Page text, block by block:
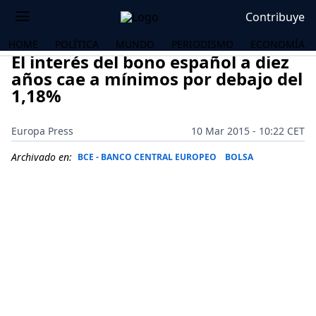
Contribuye
HOME POLÍTICA MUNDO PERIODISMO ECONOMÍA
El interés del bono español a diez
años cae a mínimos por debajo del
1,18%
Europa Press
10 Mar 2015 - 10:22 CET
Archivado en: BCE - BANCO CENTRAL EUROPEO BOLSA